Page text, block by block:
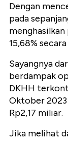
Dengan
pada
15,68%
Sayangnya
berdampak
DKHH
Oktober 2023
Rp2,17 miliar.
Jika melihat